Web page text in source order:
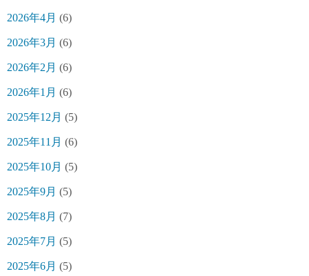
2026年4月 (6)
2026年3月 (6)
2026年2月 (6)
2026年1月 (6)
2025年12月 (5)
2025年11月 (6)
2025年10月 (5)
2025年9月 (5)
2025年8月 (7)
2025年7月 (5)
2025年6月 (5)